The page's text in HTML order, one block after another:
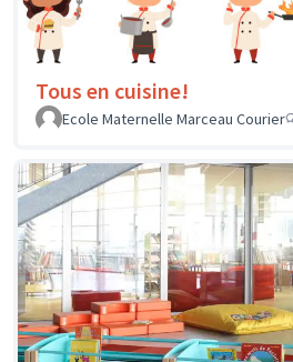
Tous en cuisine!
Ecole Maternelle Marceau Courier